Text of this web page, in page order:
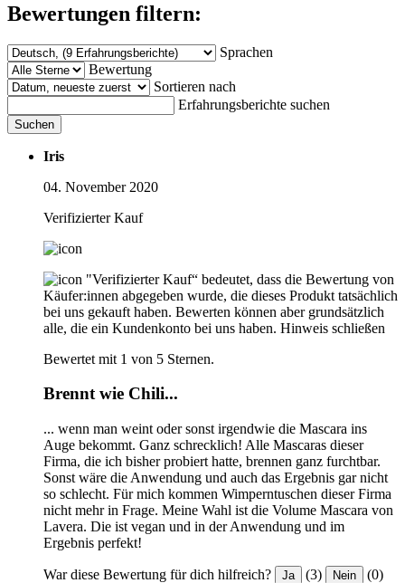
Bewertungen filtern:
Sprachen
Bewertung
Sortieren nach
Erfahrungsberichte suchen
Suchen
Iris
04. November 2020
Verifizierter Kauf
"Verifizierter Kauf“ bedeutet, dass die Bewertung von
Käufer:innen abgegeben wurde, die dieses Produkt tatsächlich
bei uns gekauft haben. Bewerten können aber grundsätzlich
alle, die ein Kundenkonto bei uns haben. Hinweis schließen
Bewertet mit 1 von 5 Sternen.
Brennt wie Chili...
... wenn man weint oder sonst irgendwie die Mascara ins
Auge bekommt. Ganz schrecklich! Alle Mascaras dieser
Firma, die ich bisher probiert hatte, brennen ganz furchtbar.
Sonst wäre die Anwendung und auch das Ergebnis gar nicht
so schlecht. Für mich kommen Wimperntuschen dieser Firma
nicht mehr in Frage. Meine Wahl ist die Volume Mascara von
Lavera. Die ist vegan und in der Anwendung und im
Ergebnis perfekt!
War diese Bewertung für dich hilfreich? Ja (3) Nein (0)